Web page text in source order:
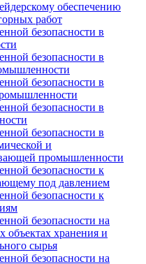
обеспечению
работ
безопасности в
безопасности в
безопасности в
безопасности в
безопасности в
и
промышленности
безопасности к
под давлением
безопасности к
безопасности на
объектах хранения и
сырья
безопасности на